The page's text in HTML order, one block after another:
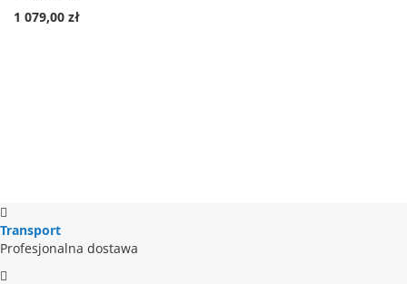
1 079,00 zł
Transport
Profesjonalna dostawa